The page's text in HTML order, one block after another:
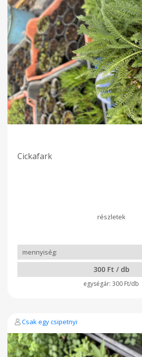
Cickafark
300 Ft / db
300 Ft/db
Csak egy csipetnyi